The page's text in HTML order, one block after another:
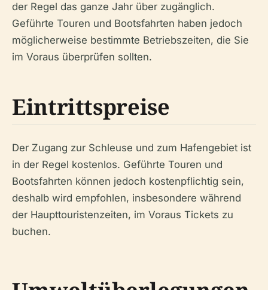
der Regel das ganze Jahr über zugänglich.
Geführte Touren und Bootsfahrten haben jedoch
möglicherweise bestimmte Betriebszeiten, die Sie
im Voraus überprüfen sollten.
Eintrittspreise
Der Zugang zur Schleuse und zum Hafengebiet ist
in der Regel kostenlos. Geführte Touren und
Bootsfahrten können jedoch kostenpflichtig sein,
deshalb wird empfohlen, insbesondere während
der Haupttouristenzeiten, im Voraus Tickets zu
buchen.